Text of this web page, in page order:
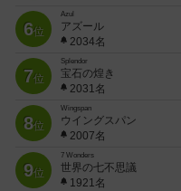
6位
Azul
アズール
2034名
7位
Splendor
宝石の煌き
2031名
8位
Wingspan
ウイングスパン
2007名
9位
7 Wonders
世界の七不思議
1921名